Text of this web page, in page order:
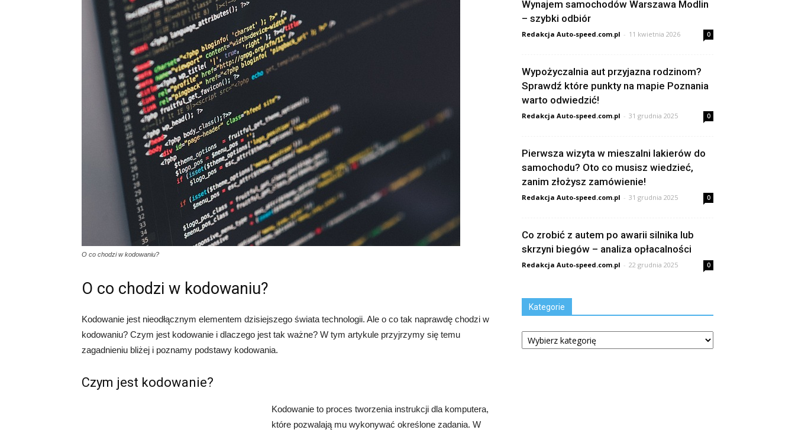
O co chodzi w kodowaniu?
O co chodzi w kodowaniu?
Kodowanie jest nieodłącznym elementem dzisiejszego świata technologii. Ale o co tak naprawdę chodzi w
kodowaniu? Czym jest kodowanie i dlaczego jest tak ważne? W tym artykule przyjrzymy się temu
zagadnieniu bliżej i poznamy podstawy kodowania.
Czym jest kodowanie?
Kodowanie to proces tworzenia instrukcji dla komputera,
które pozwalają mu wykonywać określone zadania. W
Wynajem samochodów Warszawa Modlin
– szybki odbiór
Redakcja Auto-speed.com.pl - 11 kwietnia 2026 0
Wypożyczalnia aut przyjazna rodzinom?
Sprawdź które punkty na mapie Poznania
warto odwiedzić!
Redakcja Auto-speed.com.pl - 31 grudnia 2025 0
Pierwsza wizyta w mieszalni lakierów do
samochodu? Oto co musisz wiedzieć,
zanim złożysz zamówienie!
Redakcja Auto-speed.com.pl - 31 grudnia 2025 0
Co zrobić z autem po awarii silnika lub
skrzyni biegów – analiza opłacalności
Redakcja Auto-speed.com.pl - 22 grudnia 2025 0
Kategorie
Kategorie